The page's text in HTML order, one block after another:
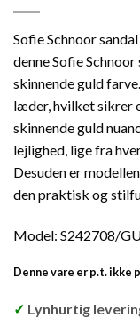
Sofie Schnoor
denne Sofie
skinnende guld
læder, hvilket sikrer
skinnende guld
lejlighed, lige fra
Desuden er
den praktisk og
Model: S242708/
Denne vare er p.t.
✓ Lynhurtig